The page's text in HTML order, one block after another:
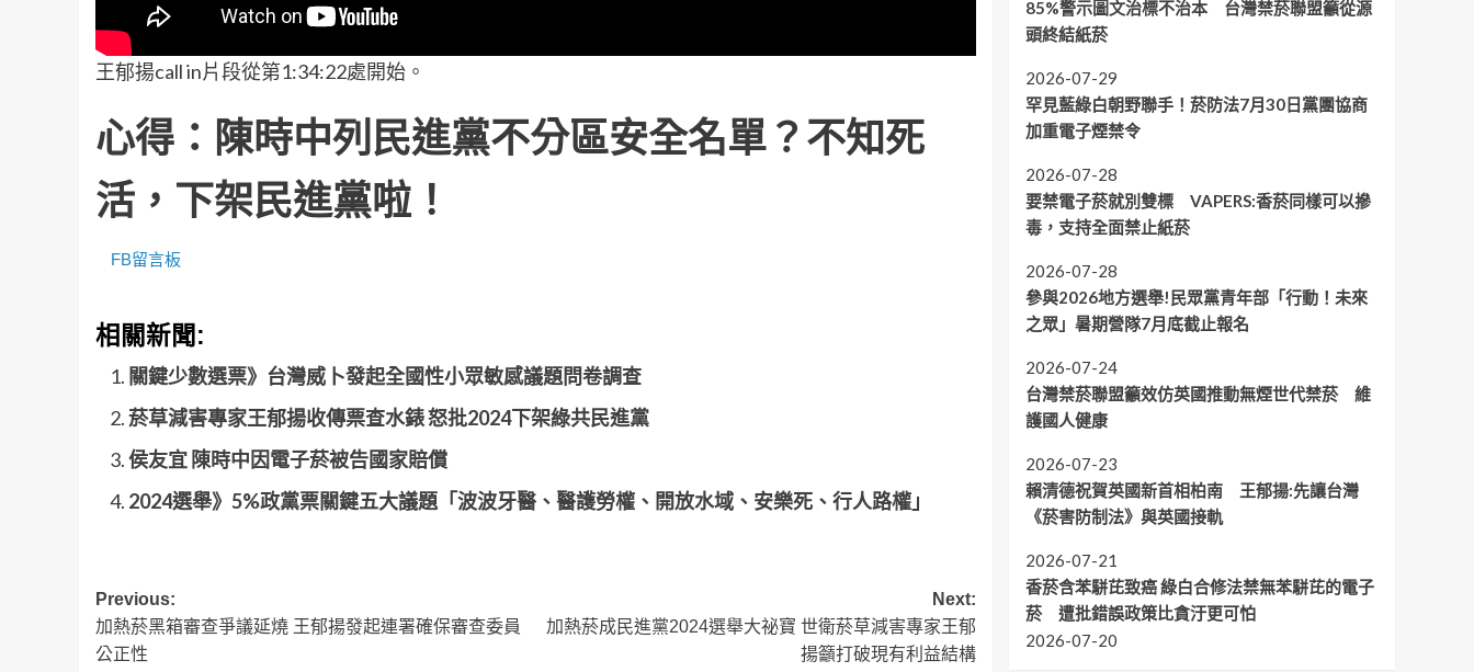
王郁揚call in片段從第1:34:22處開始。
心得：陳時中列民進黨不分區安全名單？不知死
活，下架民進黨啦！
FB留言板
相關新聞:
關鍵少數選票》台灣威卜發起全國性小眾敏感議題問卷調查
菸草減害專家王郁揚收傳票查水錶 怒批2024下架綠共民進黨
侯友宜 陳時中因電子菸被告國家賠償
2024選舉》5%政黨票關鍵五大議題「波波牙醫、醫護勞權、開放水域、安樂死、行人路權」
Post
navigation
Previous:
加熱菸黑箱審查爭議延燒 王郁揚發起連署確保審查委員
公正性
Next:
加熱菸成民進黨2024選舉大祕寶 世衛菸草減害專家王郁
揚籲打破現有利益結構
85%警示圖文治標不治本 台灣禁菸聯盟籲從源
頭終結紙菸
2026-07-29
罕見藍綠白朝野聯手！菸防法7月30日黨團協商
加重電子煙禁令
2026-07-28
要禁電子菸就別雙標 VAPERS:香菸同樣可以摻
毒，支持全面禁止紙菸
2026-07-28
參與2026地方選舉!民眾黨青年部「行動！未來
之眾」暑期營隊7月底截止報名
2026-07-24
台灣禁菸聯盟籲效仿英國推動無煙世代禁菸 維
護國人健康
2026-07-23
賴清德祝賀英國新首相柏南 王郁揚:先讓台灣
《菸害防制法》與英國接軌
2026-07-21
香菸含苯駢芘致癌 綠白合修法禁無苯駢芘的電子
菸 遭批錯誤政策比貪汙更可怕
2026-07-20